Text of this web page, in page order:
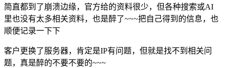
简直都到了崩溃边缘，官方给的资料很少，但各种搜索或AI
里也没有太多相关资料，也是醉了~~~把自己得到的信息，也
顺便记录一下下
客户更换了服务器，肯定是IP有问题，但就是找不到相关问
题，真是醉的不要不要的~~~